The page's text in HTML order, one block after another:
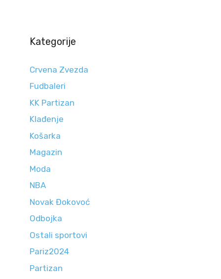
Kategorije
Crvena Zvezda
Fudbaleri
KK Partizan
Klađenje
Košarka
Magazin
Moda
NBA
Novak Đokovoć
Odbojka
Ostali sportovi
Pariz2024
Partizan